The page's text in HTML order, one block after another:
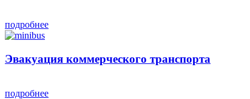
подробнее
Эвакуация коммерческого транспорта
подробнее